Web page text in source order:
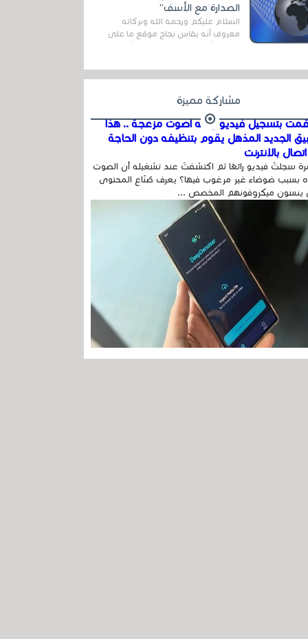
الصدارة مع الأسف"
السلام عليكم ورحمة الله وبركاته
معروف أنه يقاس نجاح موقع ما على
في...
مشاركة مميزة
بتسجيل فيديو وفيه أصوت مزعجة .. هذا
الجديد المذهل يقوم بتنظيفه دون الحاجة
بالإنترنت
سجلتَ فيديو رائعًا ثم اكتشفتَ عند تشغيله أن الصوت
بسبب ضوضاء غير مرغوب فيها؟ يعرف صُنّاع المحتوى
ينسون ميكروفونهم المخصص ...